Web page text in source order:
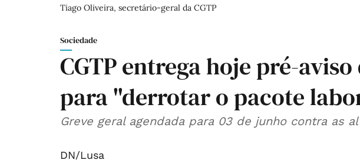
Tiago Oliveira, secretário-geral da CGTP
Sociedade
CGTP entrega hoje pré-
para "derrotar o pacote
Greve geral agendada para 03 de junho contra as
DN/Lusa